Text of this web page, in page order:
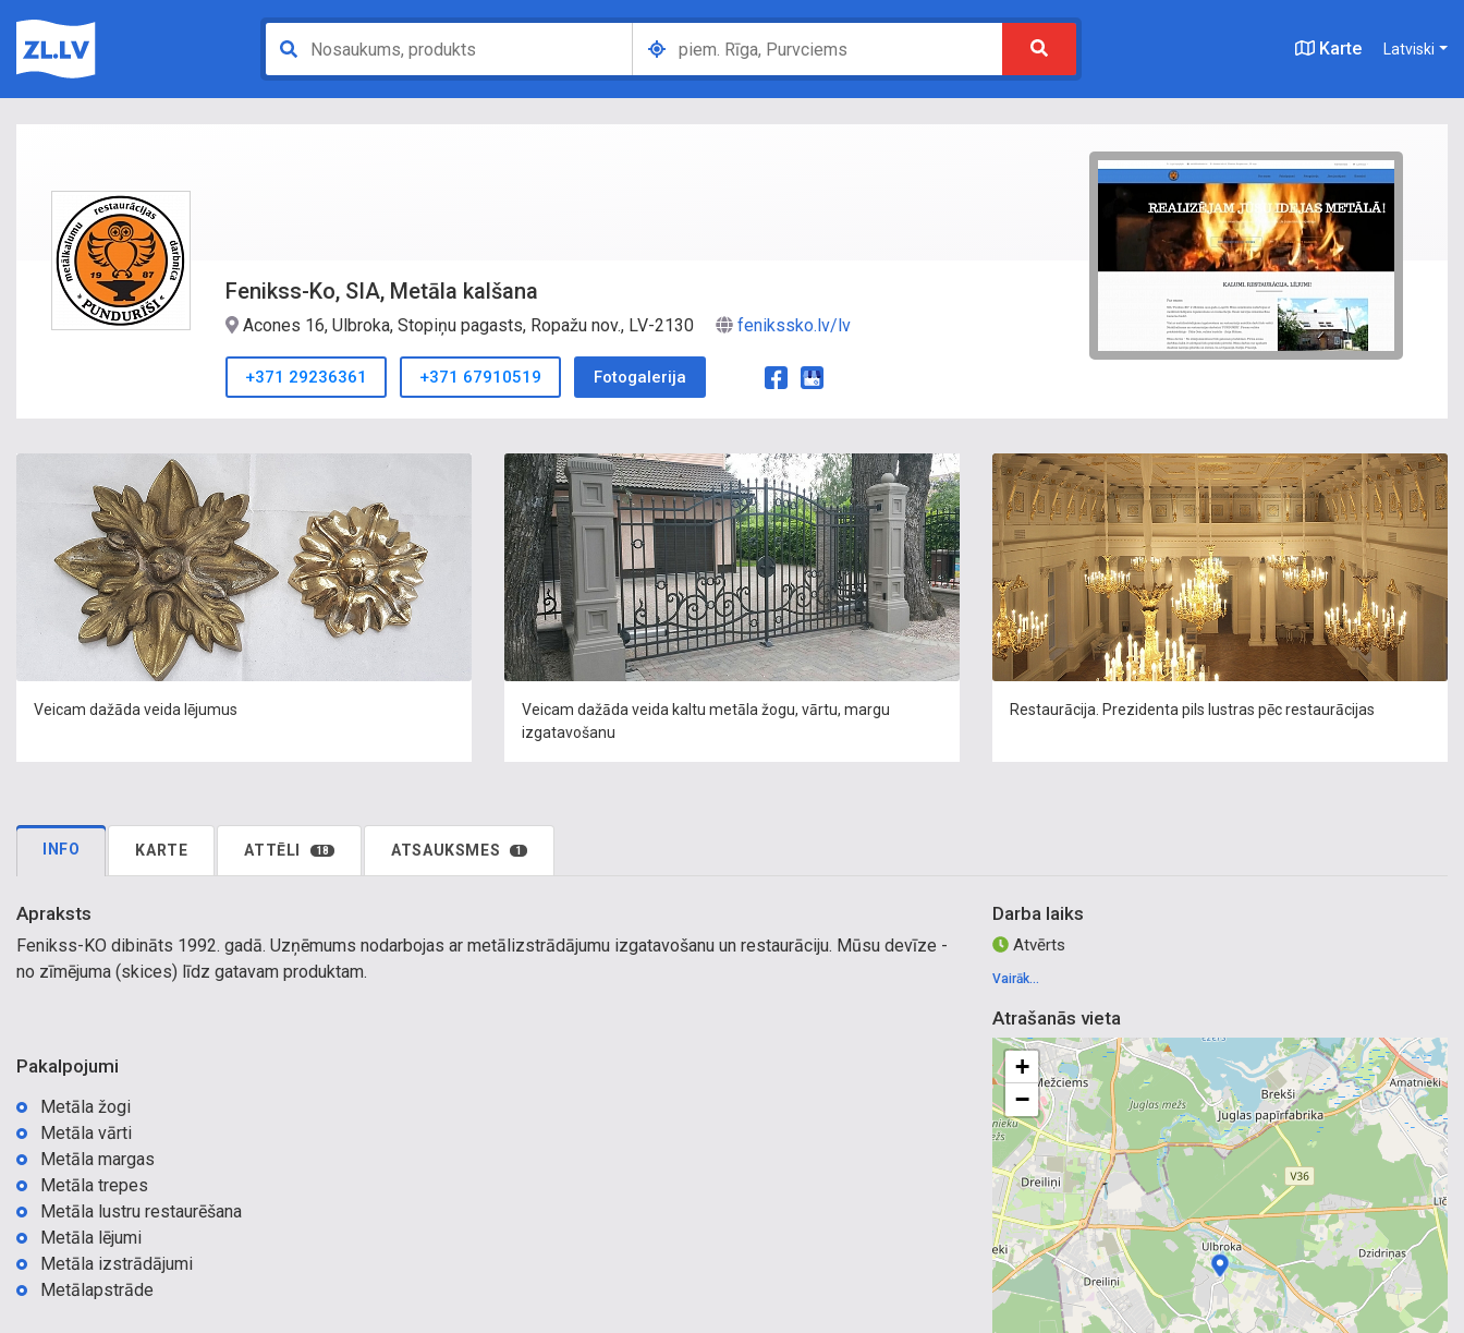
Karte Latviski
Fenikss-Ko, SIA, Metāla kalšana
Acones 16, Ulbroka, Stopiņu pagasts, Ropažu nov., LV-2130 fenikssko.lv/lv
+371 29236361 +371 67910519 Fotogalerija
Veicam dažāda veida lējumus
Veicam dažāda veida kaltu metāla žogu, vārtu, margu
izgatavošanu
Restaurācija. Prezidenta pils lustras pēc restaurācijas
INFO KARTE ATTĒLI 18 ATSAUKSMES 1
Apraksts
Fenikss-KO dibināts 1992. gadā. Uzņēmums nodarbojas ar metālizstrādājumu izgatavošanu un restaurāciju. Mūsu devīze -
no zīmējuma (skices) līdz gatavam produktam.
Pakalpojumi
Metāla žogi
Metāla vārti
Metāla margas
Metāla trepes
Metāla lustru restaurēšana
Metāla lējumi
Metāla izstrādājumi
Metālapstrāde
Darba laiks
Atvērts
Vairāk...
Atrašanās vieta
+
−